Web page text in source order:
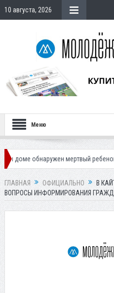
10 августа, 2026
Меню
мертвый ребенок В
ГЛАВНАЯ ОФИЦИАЛЬНО
В
ВОПРОСЫ ИНФОРМИРОВАНИЯ